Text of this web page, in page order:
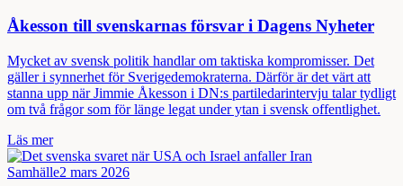
Åkesson till svenskarnas försvar i Dagens Nyheter
Mycket av svensk politik handlar om taktiska kompromisser. Det
gäller i synnerhet för Sverigedemokraterna. Därför är det värt att
stanna upp när Jimmie Åkesson i DN:s partiledarintervju talar tydligt
om två frågor som för länge legat under ytan i svensk offentlighet.
Läs mer
Samhälle2 mars 2026